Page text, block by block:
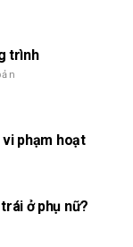
trình
vi phạm hoạt
ở phụ nữ?